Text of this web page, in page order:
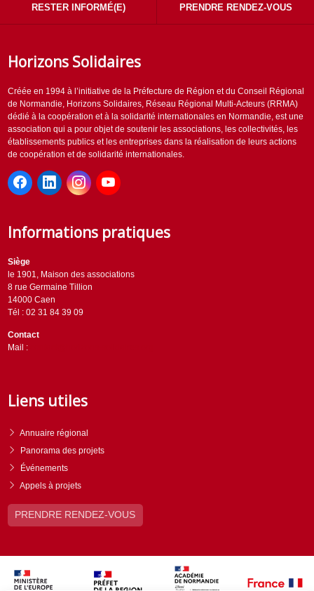
RESTER INFORMÉ(E) PRENDRE RENDEZ-VOUS
Horizons Solidaires
Créée en 1994 à l’initiative de la Préfecture de Région et du Conseil Régional
de Normandie, Horizons Solidaires, Réseau Régional Multi-Acteurs (RRMA)
dédié à la coopération et à la solidarité internationales en Normandie, est une
association qui a pour objet de soutenir les associations, les collectivités, les
établissements publics et les entreprises dans la réalisation de leurs actions
de coopération et de solidarité internationales.
Informations pratiques
Siège
le 1901, Maison des associations
8 rue Germaine Tillion
14000 Caen
Tél : 02 31 84 39 09
Contact
Mail :
Liens utiles
Annuaire régional
Panorama des projets
Événements
Appels à projets
PRENDRE RENDEZ-VOUS